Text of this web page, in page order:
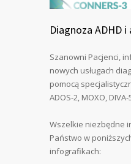
Diagnoza ADHD
Szanowni Pacjenci,
nowych usługach
pomocą
ADOS-2, MOXO,
Wszelkie niezbędne
Państwo w
infografikach: